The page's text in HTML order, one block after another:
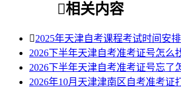
相关内容
2025年天津自考课程考试时间安
2026下半年天津自考准考证号怎么
2026下半年天津自考准考证号忘了
2026年10月天津津南区自考准考证